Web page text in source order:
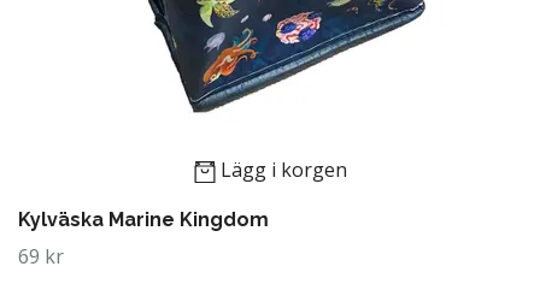
Lägg i korgen
Kylväska Marine Kingdom
69 kr